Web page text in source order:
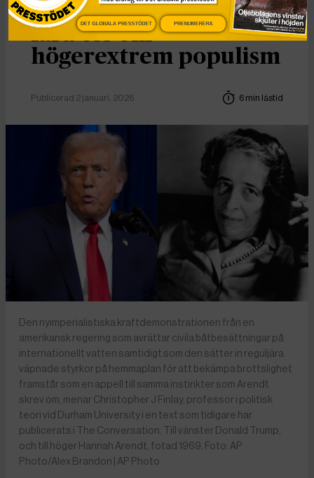
Vad Hanna Arendt kan
lära oss om
högerextrem populism
Publicerad 2 januari, 2026 6 min lästid
Den nyimperialistiska kraftdemonstrationen från en
amerikansk regering som avrättar civila båtbesättningar på
internationellt vatten samtidigt som den sätter in reguljära
väpnade styrkor på hemmaplan för att bekämpa brottslighet
framstår som en appell till samma instinkter som Arendt
skrev om, menar Christopher J Finlay, professor i politisk
teori vid Durham University i en text som tidigare har
publicerats i The Conversation. Till vänster Donald Trump,
och till höger Hannah Arendt, fotad 1969. Foto: AP
Photo/Alex Brandon | AP Photo
DET GLOBALA PRESSTÖDET PRENUMERERA